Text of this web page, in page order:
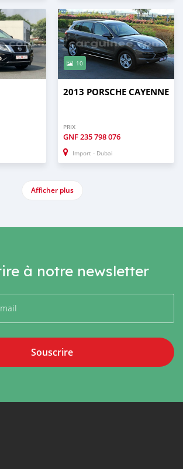
10
2013 PORSCHE CAYENNE
PRIX
GNF235 798 076
Import - Dubai
Afficher plus
à notre newsletter
Souscrire